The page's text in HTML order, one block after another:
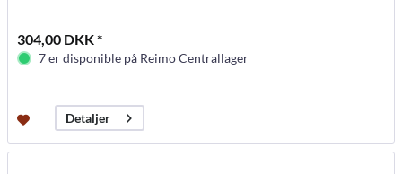
304,00 DKK *
7 er disponible på Reimo Centrallager
Detaljer